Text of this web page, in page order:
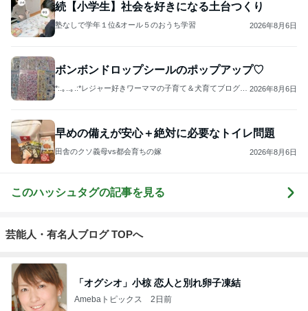
続【小学生】社会を好きになる土台つくり
塾なしで学年１位&オール５のおうち学習 2026年8月6日
ボンボンドロップシールのポップアップ♡
*:.｡..｡.:*レジャー好きワーママの子育て＆犬育てブログ
2026年8月6日
早めの備えが安心＋絶対に必要なトイレ問題
田舎のクソ義母vs都会育ちの嫁 2026年8月6日
このハッシュタグの記事を見る
芸能人・有名人ブログ TOPへ
「オグシオ」小椋 恋人と別れ卵子凍結
Amebaトピックス 2日前